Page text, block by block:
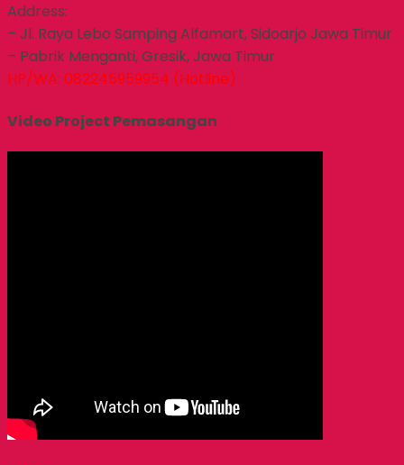
Address:
– Jl. Raya Lebo Samping Alfamart, Sidoarjo Jawa Timur
– Pabrik Menganti, Gresik, Jawa Timur
HP/WA: 082245959954 (Hotline)
Video Project Pemasangan